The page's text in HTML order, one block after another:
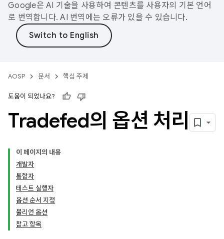
Google은 AI 기술을 사용하여 콘텐츠를 사용자의 기본 언어
로 번역합니다. AI 번역에는 오류가 있을 수 있습니다.
AOSP 문서 핵심 주제
도움이 되었나요?
Tradefed의 옵션 처리
이 페이지의 내용
개발자
통합자
테스트 실행자
옵션 순서 지정
불리언 옵션
참고 항목